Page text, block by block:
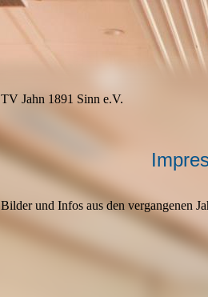
TV Jahn 1891 Sinn e.V.
Bilder und Infos aus den vergangenen